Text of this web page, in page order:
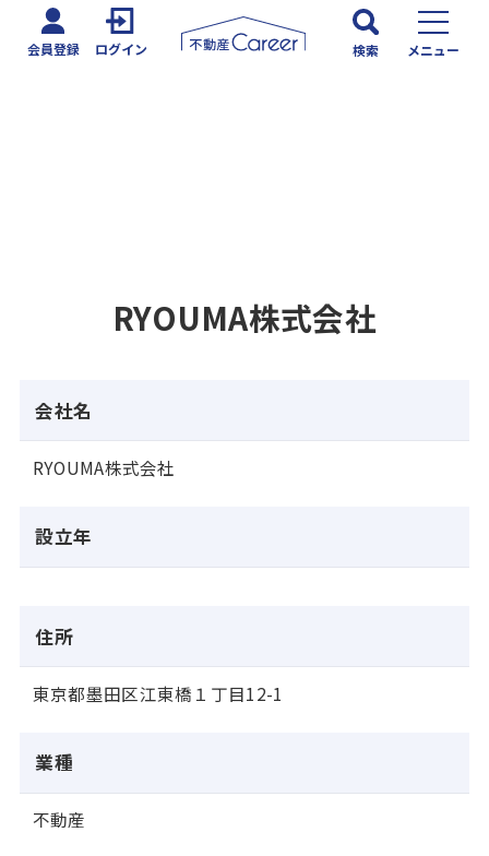
会員登録 ログイン 検索 メニュー
RYOUMA株式会社
会社名
RYOUMA株式会社
設立年
住所
東京都墨田区江東橋１丁目12-1
業種
不動産